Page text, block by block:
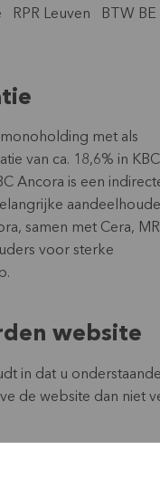
RPR Leuven BTW BE
met als
van ca. 18,6% in KBC
Ancora is een
samen met Cera,
voor sterke
website
in dat u
de website dan niet